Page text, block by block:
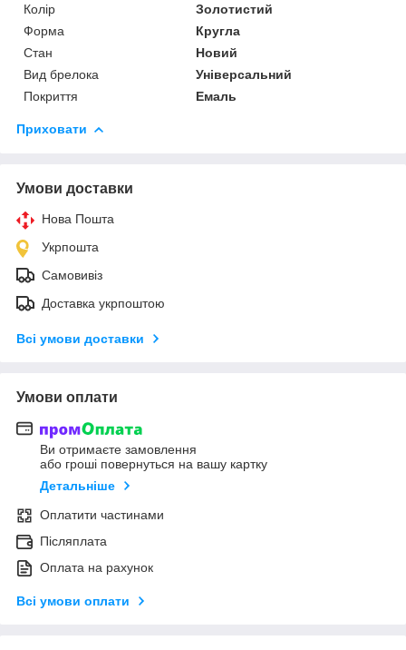
Колір
Золотистий
Форма
Кругла
Стан
Новий
Вид брелока
Універсальний
Покриття
Емаль
Приховати
Умови доставки
Нова Пошта
Укрпошта
Самовивіз
Доставка укрпоштою
Всі умови доставки
Умови оплати
Ви отримаєте замовлення
або гроші повернуться на вашу картку
Детальніше
Оплатити частинами
Післяплата
Оплата на рахунок
Всі умови оплати